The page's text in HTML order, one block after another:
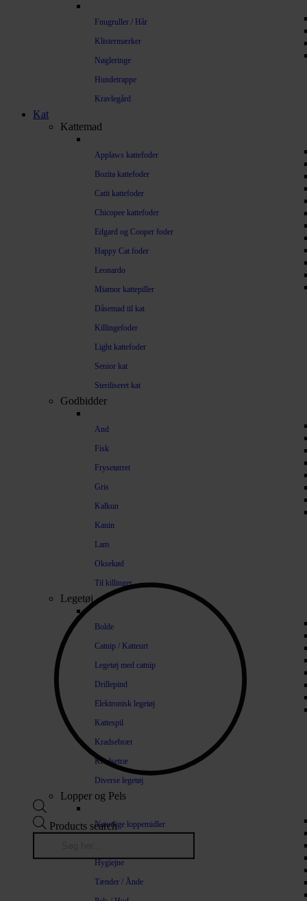
Fnugruller / Hår
Klistermærker
Nøgleringe
Hundetrappe
Kravlegård
Kat
Kattemad
Applaws kattefoder
Bozita kattefoder
Catit kattefoder
Chicopee kattefoder
Edgard og Cooper foder
Happy Cat foder
Leonardo
Miamor kattepiller
Dåsemad til kat
Killingefoder
Light kattefoder
Senior kat
Steriliseret kat
Godbidder
And
Fisk
Frysetørret
Gris
Kalkun
Kanin
Lam
Oksekød
Til killinger
Legetøj
Bolde
Catnip / Katteurt
Legetøj med catnip
Drillepind
Elektronisk legetøj
Kattespil
Kradsebræt
Kradsetræ
Diverse legetøj
Lopper og Pels
Naturlige loppemidler
Hygiejne
Tænder / Ånde
Products search